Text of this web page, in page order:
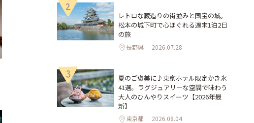
2
レトロな蔵造りの街並みと国宝の城。
松本の城下町で心ほぐれる週末1泊2日
の旅
長野県 2026.07.28
3
夏のご褒美に♪東京ホテル限定かき氷
41選。ラグジュアリーな空間で味わう
大人のひんやりスイーツ【2026年最
新】
東京都 2026.08.04